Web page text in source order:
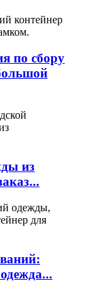
по сбору
из